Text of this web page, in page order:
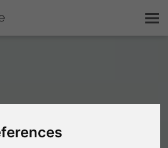
Explorer la recherche